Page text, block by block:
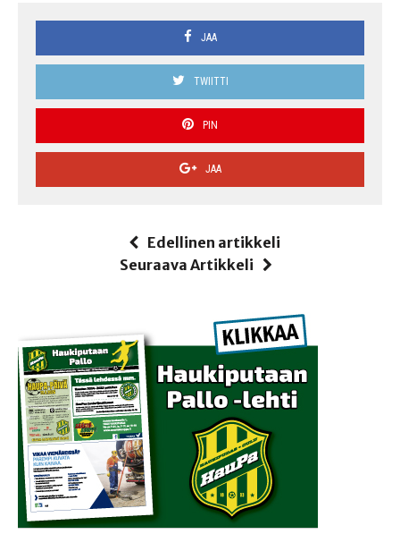
JAA
TWIITTI
PIN
JAA
Edellinen artikkeli
Seuraava Artikkeli